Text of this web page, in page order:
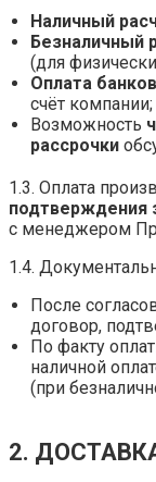
Наличный
Безналичный
(для
Оплата
счёт компании;
Возможность
рассрочки
1.3. Оплата
подтверждения
с менеджером
1.4.
После
договор,
По факту
наличной
(при
2.